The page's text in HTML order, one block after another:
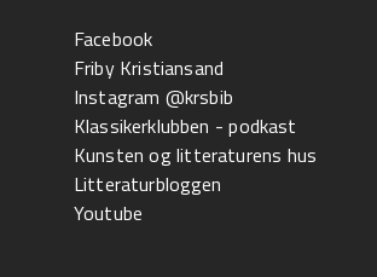
Facebook
Friby Kristiansand
Instagram @krsbib
Klassikerklubben - podkast
Kunsten og litteraturens hus
Litteraturbloggen
Youtube